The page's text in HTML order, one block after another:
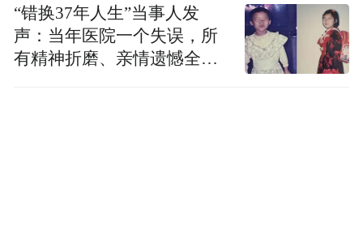
“错换37年人生”当事人发
声：当年医院一个失误，所
有精神折磨、亲情遗憾全部